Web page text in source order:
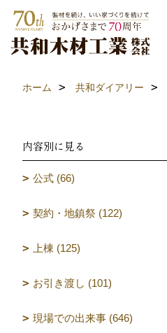
ホーム 共和ダイアリー
内容別に見る
公式 (66)
契約・地鎮祭 (122)
上棟 (125)
お引き渡し (101)
現場での出来事 (646)